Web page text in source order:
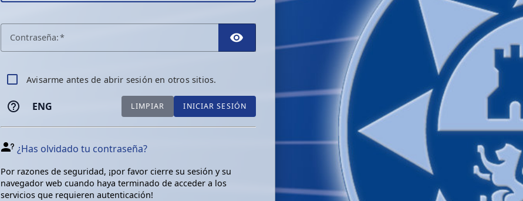
Contraseña: TOGGLE PASSWORD
Avisarme antes de abrir sesión en otros sitios.
ENG LIMPIAR INICIAR SESIÓN
¿Has olvidado tu contraseña?
Por razones de seguridad, ¡por favor cierre su sesión y su
navegador web cuando haya terminado de acceder a los
servicios que requieren autenticación!